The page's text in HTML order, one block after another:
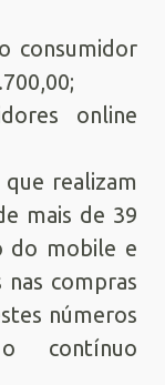
consumidor
online
realizam
mais de 39
do mobile e
nas compras
números
contínuo